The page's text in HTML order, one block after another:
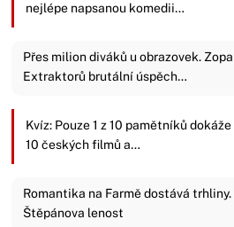
nejlépe napsanou komedii…
Přes milion diváků u obrazovek.
Extraktorů brutální úspěch…
Kvíz: Pouze 1 z 10 pamětníků
10 českých filmů a…
Romantika na Farmě dostává
Štěpánova lenost